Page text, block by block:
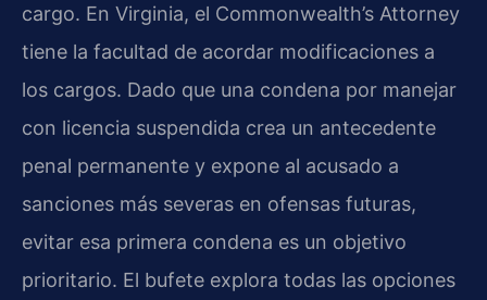
cargo. En Virginia, el Commonwealth’s Attorney
tiene la facultad de acordar modificaciones a
los cargos. Dado que una condena por manejar
con licencia suspendida crea un antecedente
penal permanente y expone al acusado a
sanciones más severas en ofensas futuras,
evitar esa primera condena es un objetivo
prioritario. El bufete explora todas las opciones